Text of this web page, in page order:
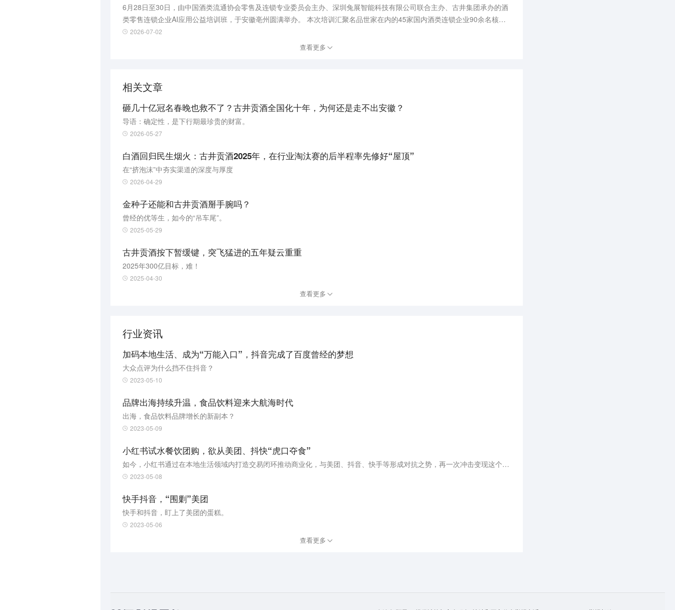
6月28日至30日，由中国酒类流通协会零售及连锁专业委员会主办、深圳兔展智能科技有限公司联合主办、古井集团承办的酒
类零售连锁企业AI应用公益培训班，于安徽亳州圆满举办。 本次培训汇聚名品世家在内的45家国内酒类连锁企业90余名核心
运营骨干，通过实操授课、行业交流、企业研学的多元形式，赋能酒类零售从业者掌握专业化、可落地的AI营销技能，助力酒
2026-07-02
查看更多
相关文章
砸几十亿冠名春晚也救不了？古井贡酒全国化十年，为何还是走不出安徽？
导语：确定性，是下行期最珍贵的财富。
2026-05-27
白酒回归民生烟火：古井贡酒2025年，在行业淘汰赛的后半程率先修好“屋顶”
在“挤泡沫”中夯实渠道的深度与厚度
2026-04-29
金种子还能和古井贡酒掰手腕吗？
曾经的优等生，如今的“吊车尾”。
2025-05-29
古井贡酒按下暂缓键，突飞猛进的五年疑云重重
2025年300亿目标，难！
2025-04-30
查看更多
行业资讯
加码本地生活、成为“万能入口”，抖音完成了百度曾经的梦想
大众点评为什么挡不住抖音？
2023-05-10
品牌出海持续升温，食品饮料迎来大航海时代
出海，食品饮料品牌增长的新副本？
2023-05-09
小红书试水餐饮团购，欲从美团、抖快“虎口夺食”
如今，小红书通过在本地生活领域内打造交易闭环推动商业化，与美团、抖音、快手等形成对抗之势，再一次冲击变现这个老大难问题。
2023-05-08
快手抖音，“围剿”美团
快手和抖音，盯上了美团的蛋糕。
2023-05-06
查看更多